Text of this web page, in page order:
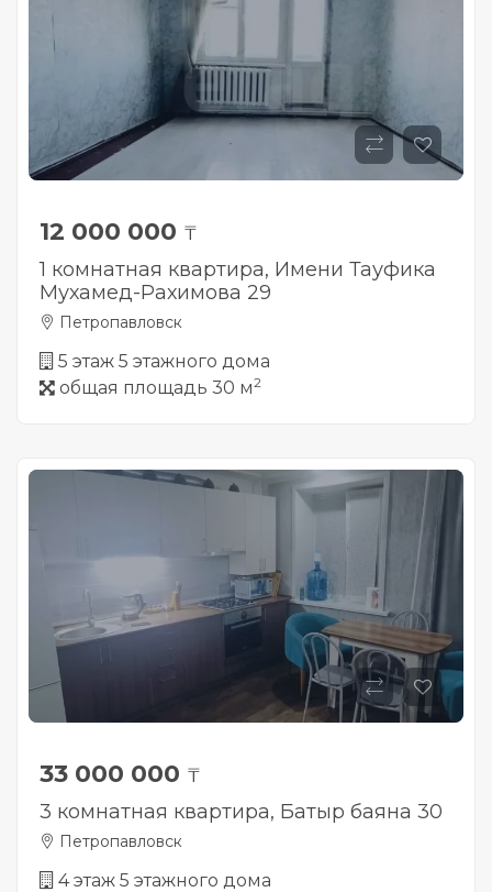
12 000 000 ₸
1 комнатная квартира, Имени Тауфика
Мухамед-Рахимова 29
Петропавловск
5 этаж 5 этажного дома
общая площадь 30 м2
33 000 000 ₸
3 комнатная квартира, Батыр баяна 30
Петропавловск
4 этаж 5 этажного дома